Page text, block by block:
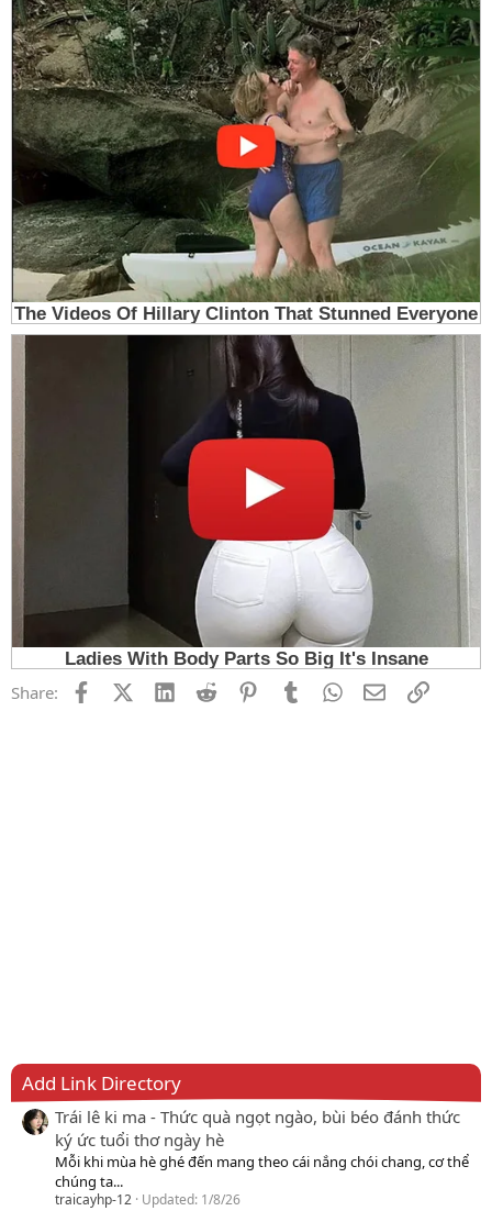
Share: FacebookX (Twitter)
LinkedInReddit PinterestTumblrWhatsApp
EmailLink
Add Link Directory
Trái lê ki ma - Thức quà ngọt ngào, bùi béo đánh thức
ký ức tuổi thơ ngày hè
Mỗi khi mùa hè ghé đến mang theo cái nắng chói chang, cơ thể
chúng ta...
traicayhp-12 Updated: 1/8/26